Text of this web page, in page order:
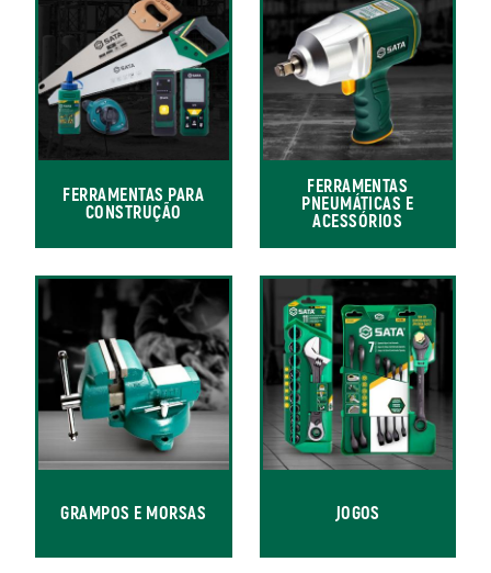
FERRAMENTAS PARA
CONSTRUÇÃO
FERRAMENTAS
PNEUMÁTICAS E
ACESSÓRIOS
GRAMPOS E MORSAS JOGOS